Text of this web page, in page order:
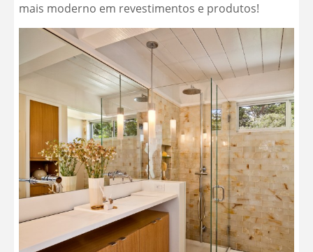
mais moderno em revestimentos e produtos!